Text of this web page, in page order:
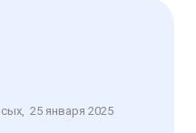
25 января 2025